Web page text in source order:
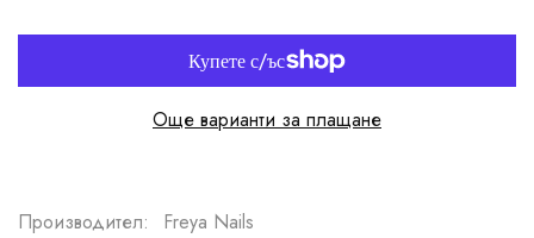
Още варианти за плащане
Производител:
Freya Nails